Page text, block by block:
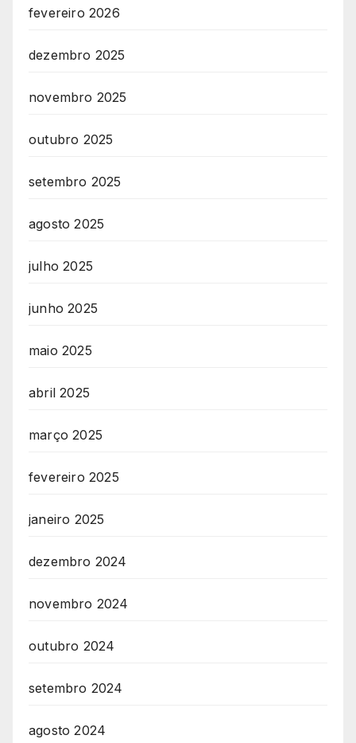
fevereiro 2026
dezembro 2025
novembro 2025
outubro 2025
setembro 2025
agosto 2025
julho 2025
junho 2025
maio 2025
abril 2025
março 2025
fevereiro 2025
janeiro 2025
dezembro 2024
novembro 2024
outubro 2024
setembro 2024
agosto 2024